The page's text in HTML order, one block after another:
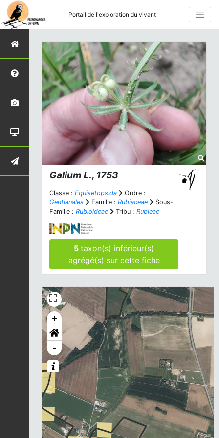
Portail de l'exploration du vivant
Galium L., 1753
Classe : Equisetopsida
Ordre :
Gentianales
Famille : Rubiaceae
Sous-
Famille : Rubioideae Tribu : Rubieae
5taxon(s) inférieur(s)
agrégé(s) sur cette fiche
+
-